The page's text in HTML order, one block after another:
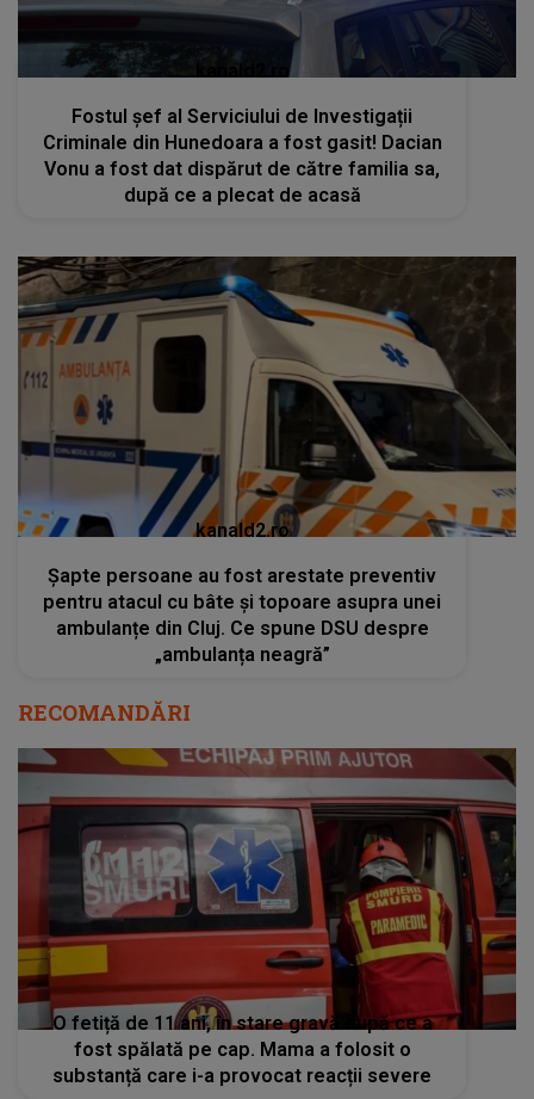
kanald2.ro
Fostul șef al Serviciului de Investigații
Criminale din Hunedoara a fost gasit! Dacian
Vonu a fost dat dispărut de către familia sa,
după ce a plecat de acasă
kanald2.ro
Șapte persoane au fost arestate preventiv
pentru atacul cu bâte și topoare asupra unei
ambulanțe din Cluj. Ce spune DSU despre
„ambulanța neagră”
RECOMANDĂRI
O fetiță de 11 ani, în stare gravă după ce a
fost spălată pe cap. Mama a folosit o
substanță care i-a provocat reacții severe